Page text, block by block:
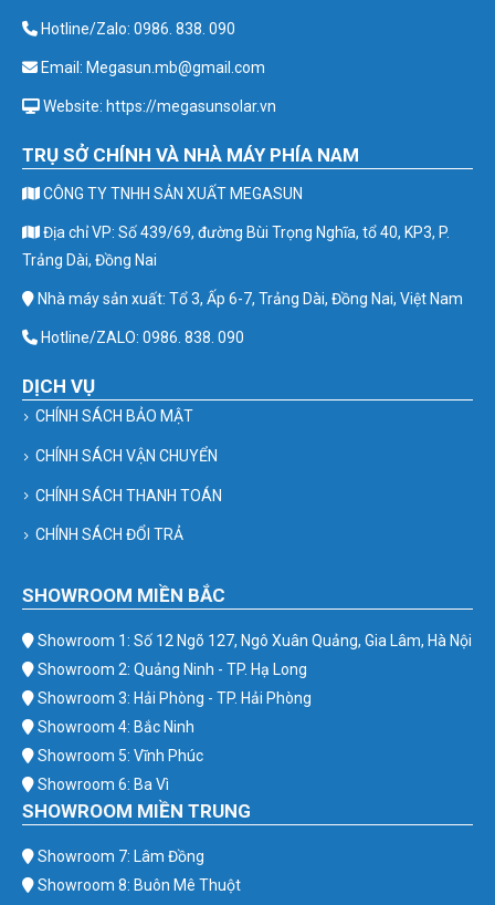
Hotline/Zalo: 0986. 838. 090
Email: Megasun.mb@gmail.com
Website: https://megasunsolar.vn
TRỤ SỞ CHÍNH VÀ NHÀ MÁY PHÍA NAM
CÔNG TY TNHH SẢN XUẤT MEGASUN
Địa chỉ VP: Số 439/69, đường Bùi Trọng Nghĩa, tổ 40, KP3, P.
Trảng Dài, Đồng Nai
Nhà máy sản xuất: Tổ 3, Ấp 6-7, Trảng Dài, Đồng Nai, Việt Nam
Hotline/ZALO: 0986. 838. 090
DỊCH VỤ
CHÍNH SÁCH BẢO MẬT
CHÍNH SÁCH VẬN CHUYỂN
CHÍNH SÁCH THANH TOÁN
CHÍNH SÁCH ĐỔI TRẢ
SHOWROOM MIỀN BẮC
Showroom 1: Số 12 Ngõ 127, Ngô Xuân Quảng, Gia Lâm, Hà Nội
Showroom 2: Quảng Ninh - TP. Hạ Long
Showroom 3: Hải Phòng - TP. Hải Phòng
Showroom 4: Bắc Ninh
Showroom 5: Vĩnh Phúc
Showroom 6: Ba Vì
SHOWROOM MIỀN TRUNG
Showroom 7: Lâm Đồng
Showroom 8: Buôn Mê Thuột